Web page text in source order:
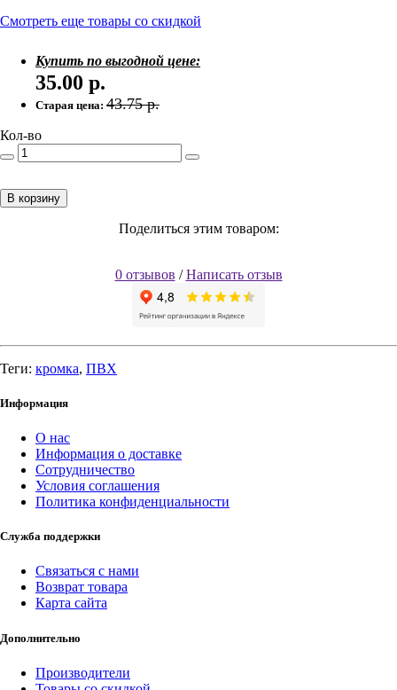
Смотреть еще товары со скидкой
Купить по выгодной цене:
35.00 р.
Старая цена: 43.75р.
Кол-во
В корзину
Поделиться этим товаром:
0 отзывов /Написать отзыв
Теги: кромка, ПВХ
Информация
О нас
Информация о доставке
Сотрудничество
Условия соглашения
Политика конфиденциальности
Служба поддержки
Связаться с нами
Возврат товара
Карта сайта
Дополнительно
Производители